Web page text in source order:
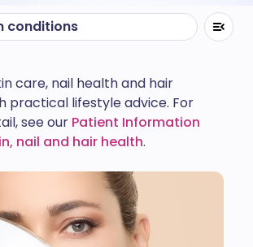
conditions
care, nail health and hair
practical lifestyle advice. For
see our Patient Information
nail and hair health.